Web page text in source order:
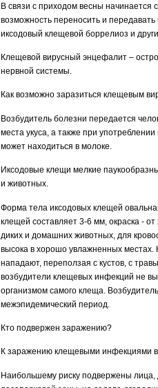
В связи с приходом весны начинается
возможность переносить и
иксодовый клещевой боррелиоз и
Клещевой вирусный энцефалит –
нервной системы.
Как возможно заразиться клещевым
Возбудитель болезни передается
места укуса, а также при
может находиться в молоке.
Иксодовые клещи мелкие
и животных.
Форма тела иксодовых клещей
клещей составляет 3-6 мм, окраска -
диких и домашних животных, для
высока в хорошо увлажненных
нападают, переползая с кустов, с
возбудители клещевых инфекций не
организмом самого клеща.
межэпидемический период.
Кто подвержен заражению?
К заражению клещевыми инфекциями
Наибольшему риску подвержены лица,